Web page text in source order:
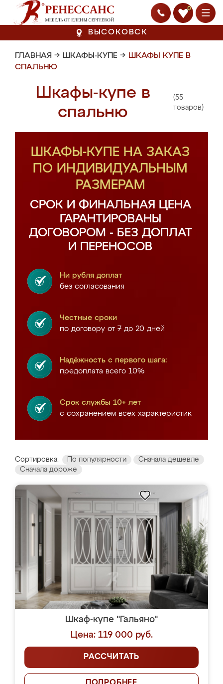
0
ВЫСОКОВСК
ГЛАВНАЯ → ШКАФЫ-КУПЕ → ШКАФЫ КУПЕ В
СПАЛЬНЮ
Шкафы-купе в
спальню
(55
товаров)
ШКАФЫ-КУПЕ НА ЗАКАЗ
ПО ИНДИВИДУАЛЬНЫМ
РАЗМЕРАМ
СРОК И ФИНАЛЬНАЯ ЦЕНА
ГАРАНТИРОВАНЫ
ДОГОВОРОМ - БЕЗ ДОПЛАТ
И ПЕРЕНОСОВ
Ни рубля доплат
без согласования
Честные сроки
по договору от 7 до 20 дней
Надёжность с первого шага:
предоплата всего 10%
Срок службы 10+ лет
с сохранением всех характеристик
Сортировка: По популярности
Сначала дешевле
Сначала дороже
Шкаф-купе "Гальяно"
Цена: 119 000 руб.
РАССЧИТАТЬ